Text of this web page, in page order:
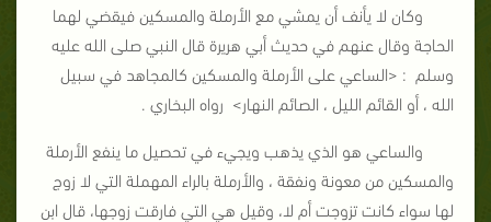
وكان لا يأنف أن يمشي مع الأرملة والمسكين فيقضي لهما
الحاجة وقال عنهم في حديث أبي هريرة قال النبي صلى الله عليه
وسلم : <الساعي على الأرملة والمسكين كالمجاهد في سبيل
الله ، أو القائم الليل ، الصائم النهار> رواه البخاري .
والساعي هو الذي يذهب ويجيء في تحصيل ما ينفع الأرملة
والمسكين من معونة ونفقة ، والأرملة بالراء المهملة التي لا زوج
لها سواء كانت تزوجت أم لا، وقيل هي التي فارقت زوجها، قال ابن